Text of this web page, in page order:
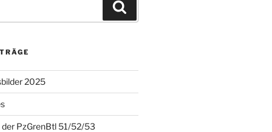
2025
der PzGrenBtl 51/52/53